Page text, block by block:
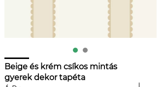
Beige és krém csíkos mintás
gyerek dekor tapéta